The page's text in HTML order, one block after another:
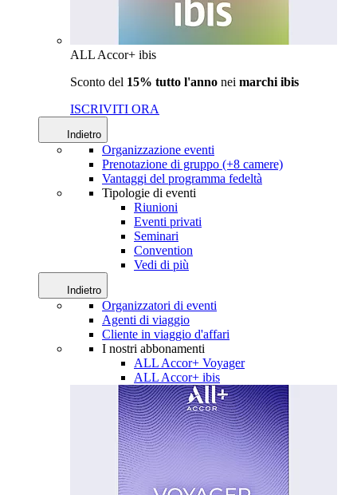
ALL Accor+ ibis
Sconto del 15% tutto l'anno nei marchi ibis
ISCRIVITI ORA
Indietro
Organizzazione eventi
Prenotazione di gruppo (+8 camere)
Vantaggi del programma fedeltà
Tipologie di eventi
Riunioni
Eventi privati
Seminari
Convention
Vedi di più
Indietro
Organizzatori di eventi
Agenti di viaggio
Cliente in viaggio d'affari
I nostri abbonamenti
ALL Accor+ Voyager
ALL Accor+ ibis